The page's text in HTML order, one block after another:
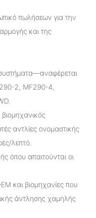
πωλήσεων για την
και της
2, MF290-4,
αντλίες ονομαστικής
λεπτό.
όπου απαιτούνται οι
και βιομηχανίες που
άντλησης χαμηλής